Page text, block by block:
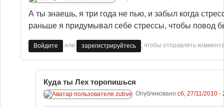
А ты знаешь, я три года не пью, и забыл когда
раньше я придумывал себе стрессы, чтобы повод
Войдите или зарегистрируйтесь , чтобы отправлять
Куда ты Лех торопишься
Опубликовано сб, 27/11/2010 -